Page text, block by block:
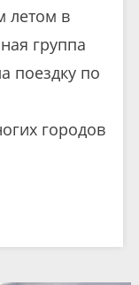
летом в
группа
поездку по
городов